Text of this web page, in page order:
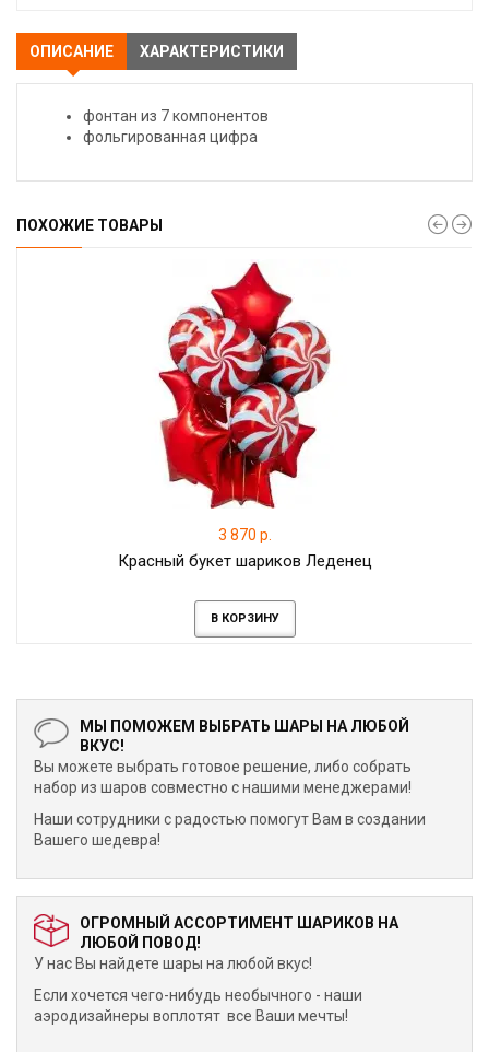
ОПИСАНИЕ ХАРАКТЕРИСТИКИ
фонтан из 7 компонентов
фольгированная цифра
ПОХОЖИЕ ТОВАРЫ
3 870 р.
Красный букет шариков Леденец
В КОРЗИНУ
МЫ ПОМОЖЕМ ВЫБРАТЬ ШАРЫ НА ЛЮБОЙ
ВКУС!
Вы можете выбрать готовое решение, либо собрать
набор из шаров совместно с нашими менеджерами!
Наши сотрудники с радостью помогут Вам в создании
Вашего шедевра!
ОГРОМНЫЙ АССОРТИМЕНТ ШАРИКОВ НА
ЛЮБОЙ ПОВОД!
У нас Вы найдете шары на любой вкус!
Если хочется чего-нибудь необычного - наши
аэродизайнеры воплотят все Ваши мечты!